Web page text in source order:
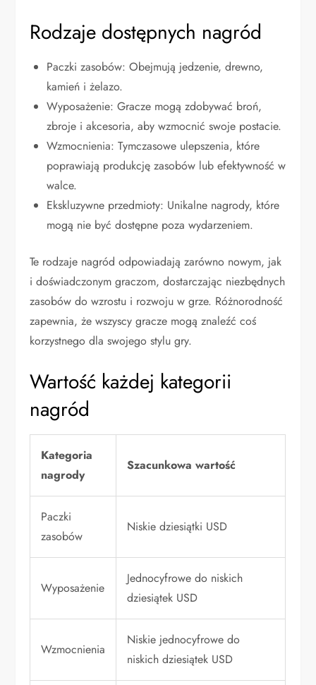
Rodzaje dostępnych nagród
Paczki zasobów: Obejmują jedzenie, drewno,
kamień i żelazo.
Wyposażenie: Gracze mogą zdobywać broń,
zbroje i akcesoria, aby wzmocnić swoje postacie.
Wzmocnienia: Tymczasowe ulepszenia, które
poprawiają produkcję zasobów lub efektywność w
walce.
Ekskluzywne przedmioty: Unikalne nagrody, które
mogą nie być dostępne poza wydarzeniem.
Te rodzaje nagród odpowiadają zarówno nowym, jak
i doświadczonym graczom, dostarczając niezbędnych
zasobów do wzrostu i rozwoju w grze. Różnorodność
zapewnia, że wszyscy gracze mogą znaleźć coś
korzystnego dla swojego stylu gry.
Wartość każdej kategorii
nagród
Kategoria
nagrody
Szacunkowa wartość
Paczki
zasobów
Niskie dziesiątki USD
Wyposażenie
Jednocyfrowe do niskich
dziesiątek USD
Wzmocnienia
Niskie jednocyfrowe do
niskich dziesiątek USD